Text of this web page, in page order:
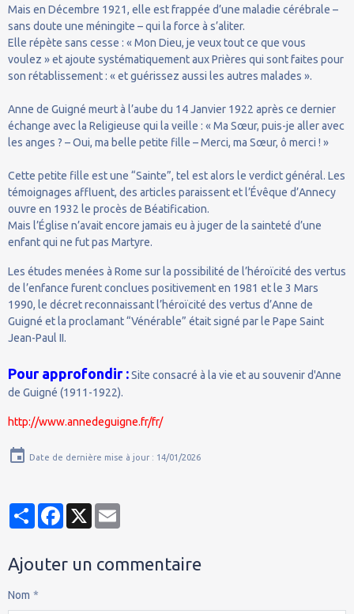
Mais en Décembre 1921, elle est frappée d’une maladie cérébrale –
sans doute une méningite – qui la force à s’aliter.
Elle répète sans cesse : « Mon Dieu, je veux tout ce que vous
voulez » et ajoute systématiquement aux Prières qui sont faites pour
son rétablissement : « et guérissez aussi les autres malades ».
Anne de Guigné meurt à l’aube du 14 Janvier 1922 après ce dernier
échange avec la Religieuse qui la veille : « Ma Sœur, puis-je aller avec
les anges ? – Oui, ma belle petite fille – Merci, ma Sœur, ô merci ! »
Cette petite fille est une “Sainte”, tel est alors le verdict général. Les
témoignages affluent, des articles paraissent et l’Évêque d’Annecy
ouvre en 1932 le procès de Béatification.
Mais l’Église n’avait encore jamais eu à juger de la sainteté d’une
enfant qui ne fut pas Martyre.
Les études menées à Rome sur la possibilité de l’héroïcité des vertus
de l’enfance furent conclues positivement en 1981 et le 3 Mars
1990, le décret reconnaissant l’héroïcité des vertus d’Anne de
Guigné et la proclamant “Vénérable” était signé par le Pape Saint
Jean-Paul II.
Pour approfondir :Site consacré à la vie et au souvenir d'Anne
de Guigné (1911-1922).
http://www.annedeguigne.fr/fr/
Date de dernière mise à jour : 14/01/2026
PartagerFacebook
X
Ajouter un commentaire
Nom